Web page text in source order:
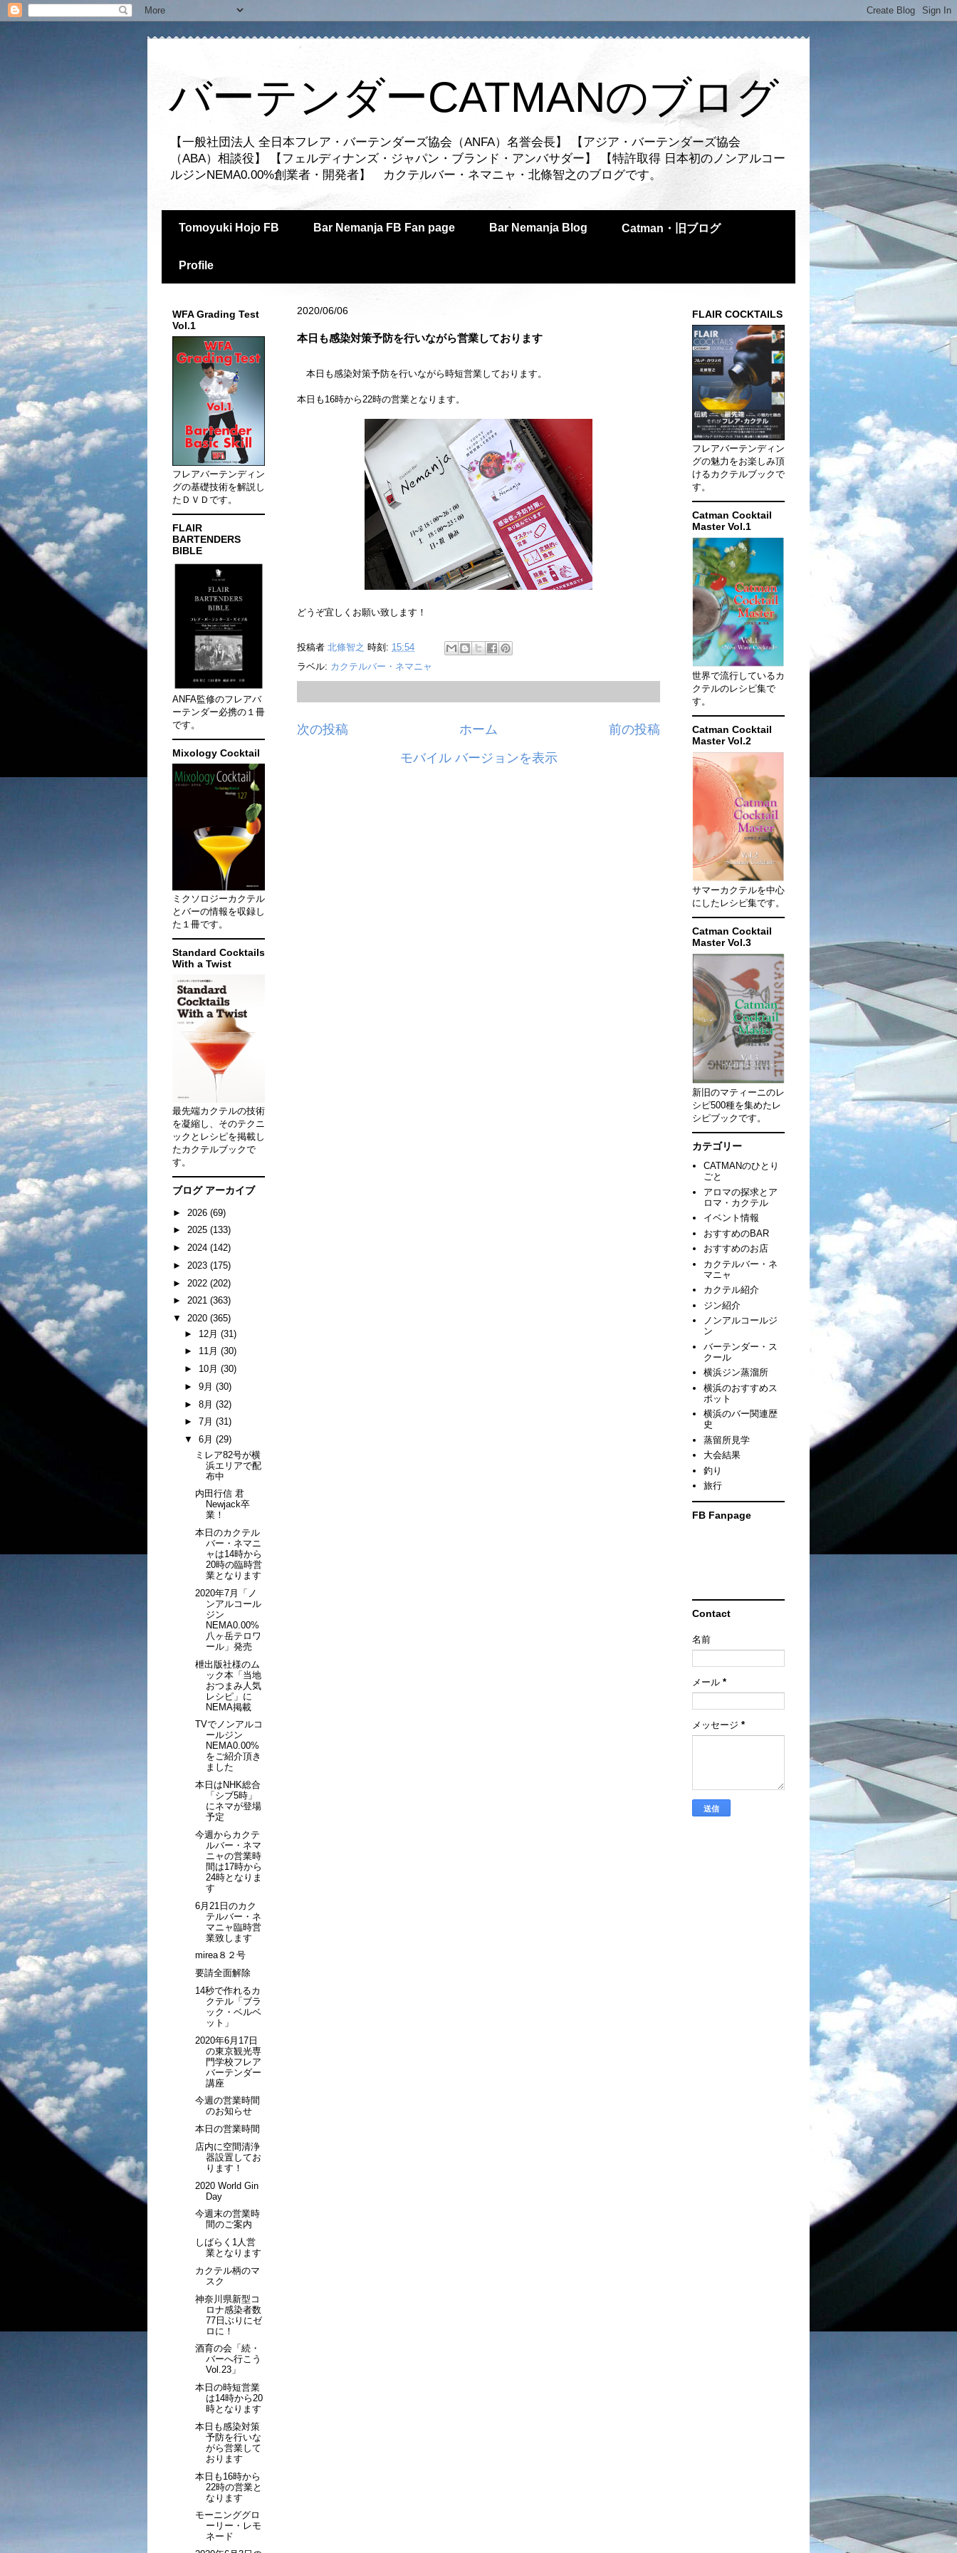
バーテンダーCATMANのブログ
【一般社団法人 全日本フレア・バーテンダーズ協会（ANFA）名誉会長】 【アジア・バーテンダーズ協会
（ABA）相談役】 【フェルディナンズ・ジャパン・ブランド・アンバサダー】 【特許取得 日本初のノンアルコー
ルジンNEMA0.00%創業者・開発者】 カクテルバー・ネマニャ・北條智之のブログです。
Tomoyuki Hojo FB Bar Nemanja FB Fan page Bar Nemanja Blog Catman・旧ブログ
Profile
2020/06/06
本日も感染対策予防を行いながら営業しております
本日も感染対策予防を行いながら時短営業しております。
本日も16時から22時の営業となります。
どうぞ宜しくお願い致します！
投稿者 北條智之 時刻: 15:54
ラベル: カクテルバー・ネマニャ
次の投稿 前の投稿
ホーム
モバイル バージョンを表示
WFA Grading Test
Vol.1
フレアバーテンディン
グの基礎技術を解説し
たＤＶＤです。
FLAIR
BARTENDERS
BIBLE
ANFA監修のフレアバ
ーテンダー必携の１冊
です。
Mixology Cocktail
ミクソロジーカクテル
とバーの情報を収録し
た１冊です。
Standard Cocktails
With a Twist
最先端カクテルの技術
を凝縮し、そのテクニ
ックとレシピを掲載し
たカクテルブックで
す。
ブログ アーカイブ
► 2026 (69)
► 2025 (133)
► 2024 (142)
► 2023 (175)
► 2022 (202)
► 2021 (363)
▼ 2020 (365)
► 12月 (31)
► 11月 (30)
► 10月 (30)
► 9月 (30)
► 8月 (32)
► 7月 (31)
▼ 6月 (29)
ミレア82号が横
浜エリアで配
布中
内田行信 君
Newjack卒
業！
本日のカクテル
バー・ネマニ
ャは14時から
20時の臨時営
業となります
2020年7月「ノ
ンアルコール
ジン
NEMA0.00%
八ヶ岳テロワ
ール」発売
枻出版社様のム
ック本「当地
おつまみ人気
レシピ」に
NEMA掲載
TVでノンアルコ
ールジン
NEMA0.00%
をご紹介頂き
ました
本日はNHK総合
「シブ5時」
にネマが登場
予定
今週からカクテ
ルバー・ネマ
ニャの営業時
間は17時から
24時となりま
す
6月21日のカク
テルバー・ネ
マニャ臨時営
業致します
mirea８２号
要請全面解除
14秒で作れるカ
クテル「ブラ
ック・ベルベ
ット」
2020年6月17日
の東京観光専
門学校フレア
バーテンダー
講座
今週の営業時間
のお知らせ
本日の営業時間
店内に空間清浄
器設置してお
ります！
2020 World Gin
Day
今週末の営業時
間のご案内
しばらく1人営
業となります
カクテル柄のマ
スク
神奈川県新型コ
ロナ感染者数
77日ぶりにゼ
ロに！
酒育の会「続・
バーへ行こう
Vol.23」
本日の時短営業
は14時から20
時となります
本日も感染対策
予防を行いな
がら営業して
おります
本日も16時から
22時の営業と
なります
モーニンググロ
ーリー・レモ
ネード
FLAIR COCKTAILS
フレアバーテンディン
グの魅力をお楽しみ頂
けるカクテルブックで
す。
Catman Cocktail
Master Vol.1
世界で流行しているカ
クテルのレシピ集で
す。
Catman Cocktail
Master Vol.2
サマーカクテルを中心
にしたレシピ集です。
Catman Cocktail
Master Vol.3
新旧のマティーニのレ
シピ500種を集めたレ
シピブックです。
カテゴリー
CATMANのひとり
ごと
アロマの探求とア
ロマ・カクテル
イベント情報
おすすめのBAR
おすすめのお店
カクテルバー・ネ
マニャ
カクテル紹介
ジン紹介
ノンアルコールジ
ン
バーテンダー・ス
クール
横浜ジン蒸溜所
横浜のおすすめス
ポット
横浜のバー関連歴
史
蒸留所見学
大会結果
釣り
旅行
FB Fanpage
Contact
名前
メール *
メッセージ *